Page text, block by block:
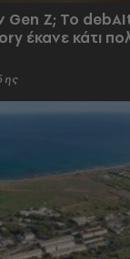
Gen Z; Το
έκανε κάτι